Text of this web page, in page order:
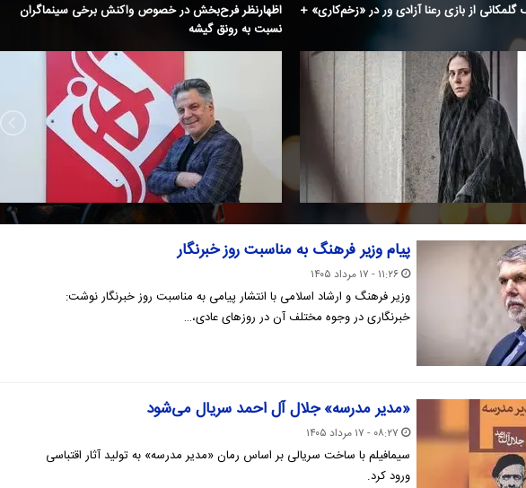
تحلیل هوشنگ گلمکانی از بازی رعنا آزادی ور در «زخم‌کاری» +
فیلم
را دارم که کم کارم
پیام وزیر فرهنگ به مناسبت روز خبرنگار
۱۱:۲۶ - ۱۷ مرداد ۱۴۰۵
وزیر فرهنگ و ارشاد اسلامی با انتشار پیامی به مناسبت روز خبرنگار نوشت:
خبرنگاری در وجوه مختلف آن در روزهای عادی،…
«مدیر مدرسه» جلال آل احمد سریال می‌شود
۰۸:۲۷ - ۱۷ مرداد ۱۴۰۵
سیمافیلم با ساخت سریالی بر اساس رمان «مدیر مدرسه» به تولید آثار اقتباسی
ورود کرد.
آیین اختتامیه یازدهمین جشنواره بازی‌های
ویدئویی «هفت‌خوان بازی»
ایران پیش از اسلام» در
قرن»